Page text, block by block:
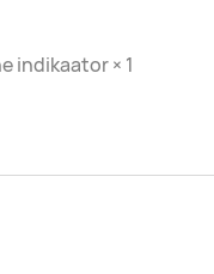
indikaator × 1